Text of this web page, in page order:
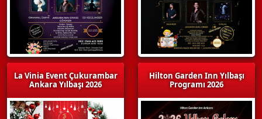
La Vinia Event Çukurambar
Ankara Yılbaşı 2026
Hilton Garden Inn Yılbaşı
Programı 2026